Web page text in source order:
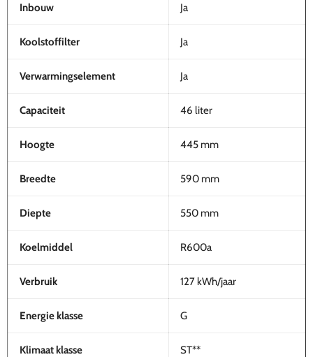
Inbouw Ja
Koolstoffilter Ja
Verwarmingselement Ja
Capaciteit 46 liter
Hoogte 445 mm
Breedte 590 mm
Diepte 550 mm
Koelmiddel R600a
Verbruik 127 kWh/jaar
Energie klasse G
Klimaat klasse ST**